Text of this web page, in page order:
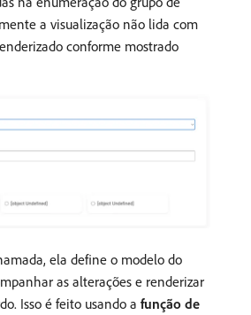
a visualização não lida com
conforme mostrado
ela define o modelo do
as alterações e renderizar
Isso é feito usando a função de